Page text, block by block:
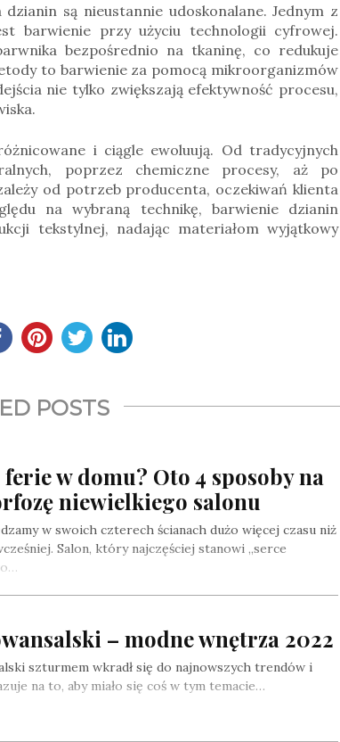
są nieustannie udoskonalane. Jednym z
barwienie przy użyciu technologii cyfrowej.
bezpośrednio na tkaninę, co redukuje
to barwienie za pomocą mikroorganizmów
nie tylko zwiększają efektywność procesu,
i ciągle ewoluują. Od tradycyjnych
poprzez chemiczne procesy, aż po
od potrzeb producenta, oczekiwań klienta
na wybraną technikę, barwienie dzianin
tekstylnej, nadając materiałom wyjątkowy
POSTS
w domu? Oto 4 sposoby na
niewielkiego salonu
w swoich czterech ścianach dużo więcej czasu niż
Salon, który najczęściej stanowi „serce
– modne wnętrza 2022
szturmem wkradł się do najnowszych trendów i
na to, aby miało się coś w tym temacie…